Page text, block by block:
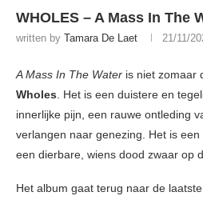
WHOLES – A Mass In The
written by Tamara De Laet 21/11/
A Mass In The Water is niet zomaar
Wholes. Het is een duistere en
innerlijke pijn, een rauwe ontleding
verlangen naar genezing. Het is
een dierbare, wiens dood zwaar op
Het album gaat terug naar de